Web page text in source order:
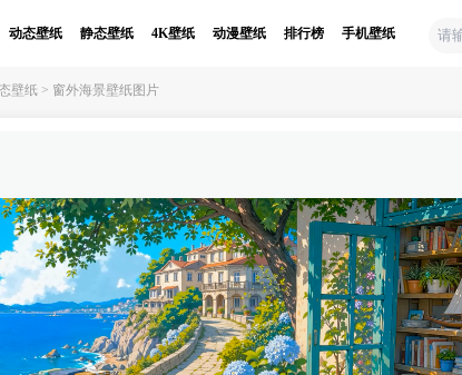
动态壁纸 静态壁纸 4K壁纸 动漫壁纸 排行榜 手机壁纸
壁纸 > 窗外海景壁纸图片